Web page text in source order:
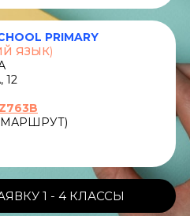
PRIMARY
ЯЗЫК)
1 - 4 КЛАССЫ